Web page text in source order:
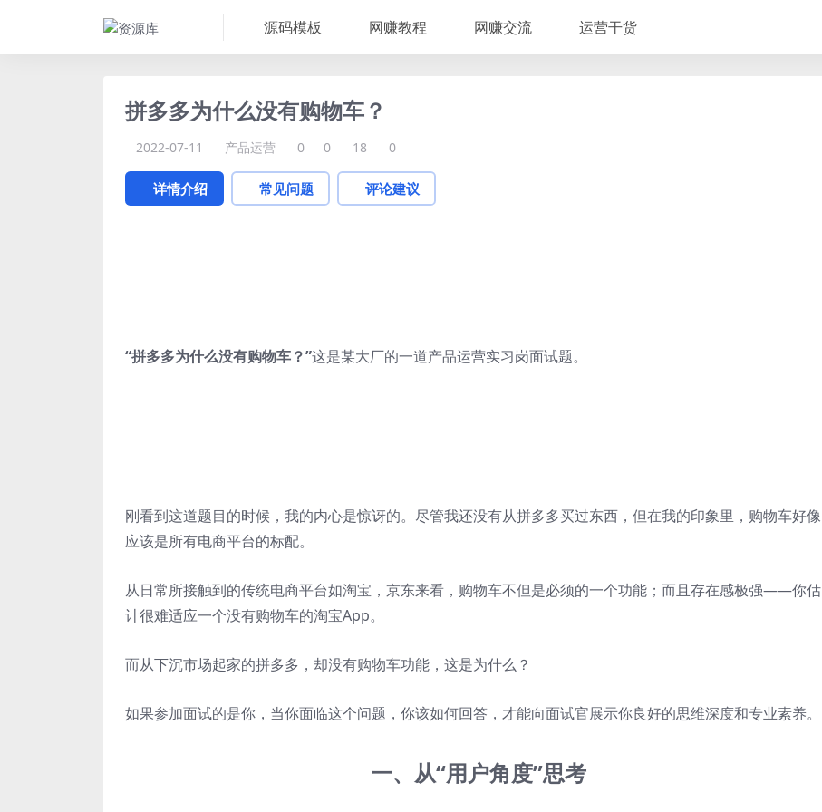
源码模板 网赚教程 网赚交流 运营干货
拼多多为什么没有购物车？
2022-07-11 产品运营 0 0 18 0
详情介绍 常见问题 评论建议
“拼多多为什么没有购物车？”这是某大厂的一道产品运营实习岗面试题。
刚看到这道题目的时候，我的内心是惊讶的。尽管我还没有从拼多多买过东西，但在我的印象里，购物车好像
应该是所有电商平台的标配。
从日常所接触到的传统电商平台如淘宝，京东来看，购物车不但是必须的一个功能；而且存在感极强——你估
计很难适应一个没有购物车的淘宝App。
而从下沉市场起家的拼多多，却没有购物车功能，这是为什么？
如果参加面试的是你，当你面临这个问题，你该如何回答，才能向面试官展示你良好的思维深度和专业素养。
一、从“用户角度”思考